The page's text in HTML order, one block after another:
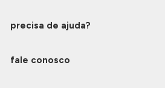
precisa de ajuda?
fale conosco